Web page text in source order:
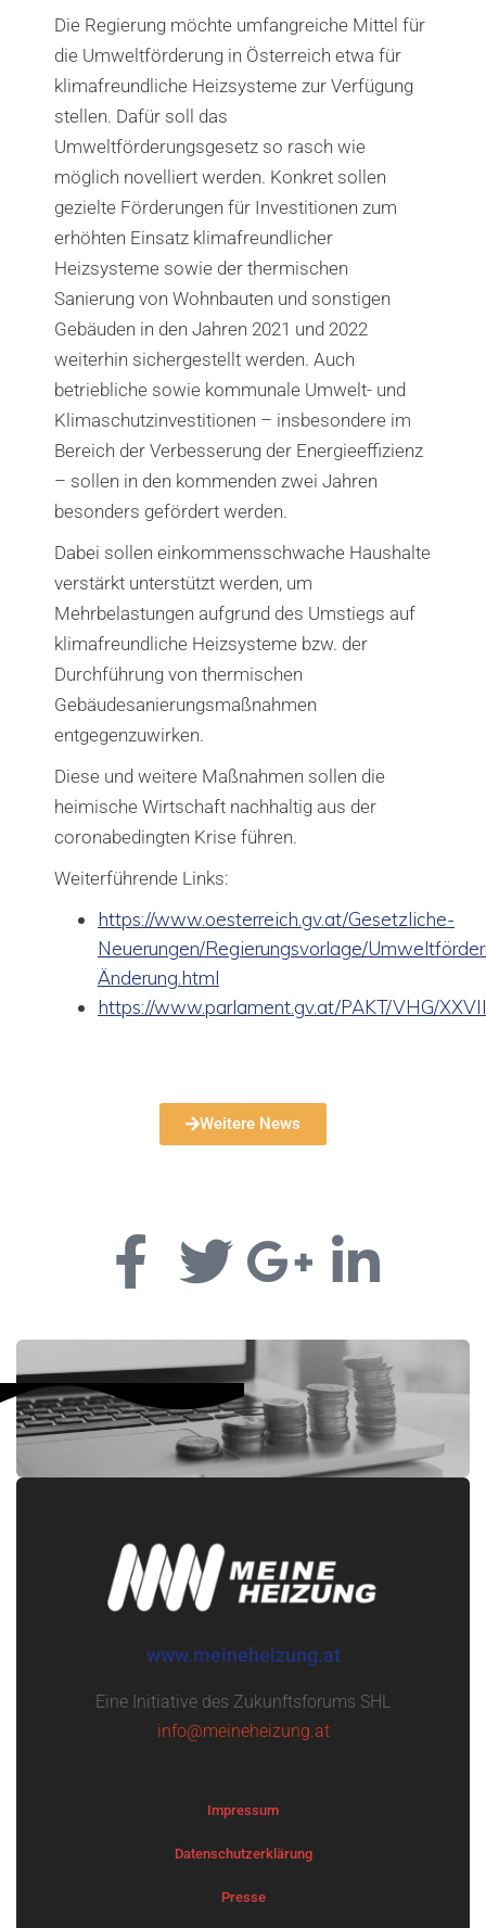
Die Regierung möchte umfangreiche Mittel für
die Umweltförderung in Österreich etwa für
klimafreundliche Heizsysteme zur Verfügung
stellen. Dafür soll das
Umweltförderungsgesetz so rasch wie
möglich novelliert werden. Konkret sollen
gezielte Förderungen für Investitionen zum
erhöhten Einsatz klimafreundlicher
Heizsysteme sowie der thermischen
Sanierung von Wohnbauten und sonstigen
Gebäuden in den Jahren 2021 und 2022
weiterhin sichergestellt werden. Auch
betriebliche sowie kommunale Umwelt- und
Klimaschutzinvestitionen – insbesondere im
Bereich der Verbesserung der Energieeffizienz
– sollen in den kommenden zwei Jahren
besonders gefördert werden.
Dabei sollen einkommensschwache Haushalte
verstärkt unterstützt werden, um
Mehrbelastungen aufgrund des Umstiegs auf
klimafreundliche Heizsysteme bzw. der
Durchführung von thermischen
Gebäudesanierungsmaßnahmen
entgegenzuwirken.
Diese und weitere Maßnahmen sollen die
heimische Wirtschaft nachhaltig aus der
coronabedingten Krise führen.
Weiterführende Links:
https://www.oesterreich.gv.at/Gesetzliche-
Neuerungen/Regierungsvorlage/
Änderung.html
https://www.parlament.gv.at/PAKT/VHG/
Weitere News
www.meineheizung.at
Eine Initiative des Zukunftsforums SHL
info@meineheizung.at
Impressum
Datenschutzerklärung
Presse